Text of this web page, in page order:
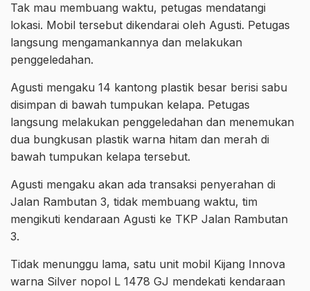
Tak mau membuang waktu, petugas mendatangi
lokasi. Mobil tersebut dikendarai oleh Agusti. Petugas
langsung mengamankannya dan melakukan
penggeledahan.
Agusti mengaku 14 kantong plastik besar berisi sabu
disimpan di bawah tumpukan kelapa. Petugas
langsung melakukan penggeledahan dan menemukan
dua bungkusan plastik warna hitam dan merah di
bawah tumpukan kelapa tersebut.
Agusti mengaku akan ada transaksi penyerahan di
Jalan Rambutan 3, tidak membuang waktu, tim
mengikuti kendaraan Agusti ke TKP Jalan Rambutan
3.
Tidak menunggu lama, satu unit mobil Kijang Innova
warna Silver nopol L 1478 GJ mendekati kendaraan